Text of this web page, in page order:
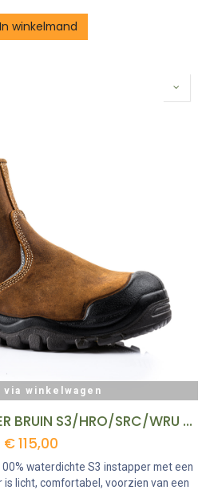
In winkelmand
via winkelwagen
BUCKSHOT INSTAPPER BRUIN S3/HRO/SRC/WRU MT 42 REF:BSH006BR-42 BUCKBOOTZ
€115,00
waterdichte S3 instapper met een
is licht, comfortabel, voorzien van een